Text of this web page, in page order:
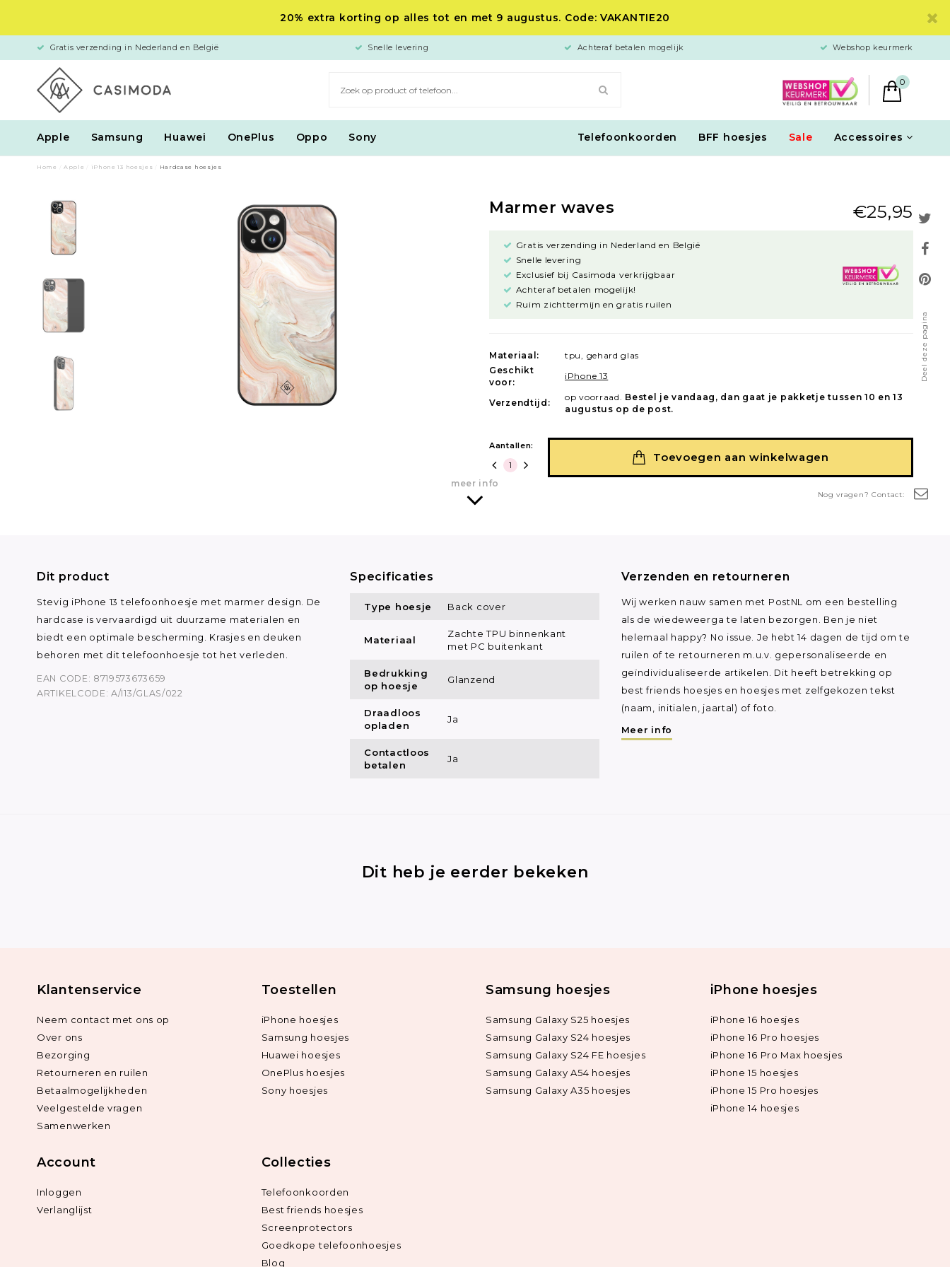
20% extra korting op alles tot en met 9 augustus. Code: VAKANTIE20
Gratis verzending in Nederland en België Snelle levering Achteraf betalen mogelijk Webshop keurmerk
0
Apple Samsung Huawei OnePlus Oppo Sony Telefoonkoorden BFF hoesjes Sale Accessoires
Deel deze pagina
Nog vragen? Contact:
Home Apple iPhone 13 hoesjes Hardcase hoesjes
Marmer waves €25,95
Gratis verzending in Nederland en België
Snelle levering
Exclusief bij Casimoda verkrijgbaar
Achteraf betalen mogelijk!
Ruim zichttermijn en gratis ruilen
Materiaal:
tpu, gehard glas
Geschikt
voor:
iPhone 13
Verzendtijd:
op voorraad. Bestel je vandaag, dan gaat je pakketje tussen 10 en 13
augustus op de post.
Aantallen:
Toevoegen aan winkelwagen
meer info
Dit product
Stevig iPhone 13 telefoonhoesje met marmer design. De
hardcase is vervaardigd uit duurzame materialen en
biedt een optimale bescherming. Krasjes en deuken
behoren met dit telefoonhoesje tot het verleden.
EAN CODE: 8719573673659
ARTIKELCODE: A/I13/GLAS/022
Specificaties
Type hoesje Back cover
Materiaal
Zachte TPU binnenkant
met PC buitenkant
Bedrukking
op hoesje
Glanzend
Draadloos
opladen
Ja
Contactloos
betalen
Ja
Verzenden en retourneren
Wij werken nauw samen met PostNL om een bestelling
als de wiedeweerga te laten bezorgen. Ben je niet
helemaal happy? No issue. Je hebt 14 dagen de tijd om te
ruilen of te retourneren m.u.v. gepersonaliseerde en
geïndividualiseerde artikelen. Dit heeft betrekking op
best friends hoesjes en hoesjes met zelfgekozen tekst
(naam, initialen, jaartal) of foto.
Meer info
Dit heb je eerder bekeken
Klantenservice
Neem contact met ons op
Over ons
Bezorging
Retourneren en ruilen
Betaalmogelijkheden
Veelgestelde vragen
Samenwerken
Toestellen
iPhone hoesjes
Samsung hoesjes
Huawei hoesjes
OnePlus hoesjes
Sony hoesjes
Samsung hoesjes
Samsung Galaxy S25 hoesjes
Samsung Galaxy S24 hoesjes
Samsung Galaxy S24 FE hoesjes
Samsung Galaxy A54 hoesjes
Samsung Galaxy A35 hoesjes
iPhone hoesjes
iPhone 16 hoesjes
iPhone 16 Pro hoesjes
iPhone 16 Pro Max hoesjes
iPhone 15 hoesjes
iPhone 15 Pro hoesjes
iPhone 14 hoesjes
Account
Inloggen
Verlanglijst
Collecties
Telefoonkoorden
Best friends hoesjes
Screenprotectors
Goedkope telefoonhoesjes
Blog